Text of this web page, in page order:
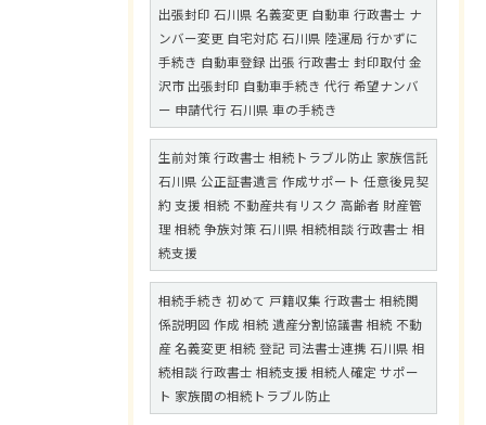
出張封印 石川県 名義変更 自動車 行政書士 ナ
ンバー変更 自宅対応 石川県 陸運局 行かずに
手続き 自動車登録 出張 行政書士 封印取付 金
沢市 出張封印 自動車手続き 代行 希望ナンバ
ー 申請代行 石川県 車の手続き
生前対策 行政書士 相続トラブル防止 家族信託
石川県 公正証書遺言 作成サポート 任意後見契
約 支援 相続 不動産共有リスク 高齢者 財産管
理 相続 争族対策 石川県 相続相談 行政書士 相
続支援
相続手続き 初めて 戸籍収集 行政書士 相続関
係説明図 作成 相続 遺産分割協議書 相続 不動
産 名義変更 相続 登記 司法書士連携 石川県 相
続相談 行政書士 相続支援 相続人確定 サポー
ト 家族間の相続トラブル防止